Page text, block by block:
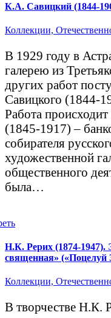
К.А. Савицкий (1844-
Коллекции,
В 1929 году в
галерею из
других работ
Савицкого (1844-
Работа
(1845-1917) –
собирателя
художественной
общественного
была…
Н.К. Рерих (1874-1947).
священная» («Поцелуй
Коллекции,
В творчестве Н.К.